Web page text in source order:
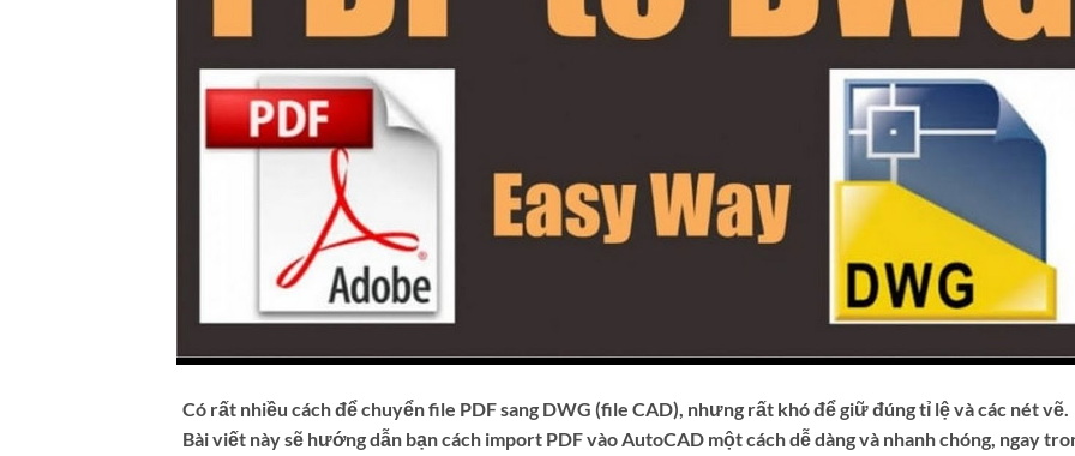
Có rất nhiều cách để chuyển file PDF sang DWG (file CAD), nhưng rất khó để giữ đúng tỉ lệ và các nét vẽ.
Bài viết này sẽ hướng dẫn bạn cách import PDF vào AutoCAD một cách dễ dàng và nhanh chóng, ngay